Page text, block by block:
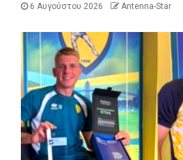
6 Αυγούστου 2026 Antenna-Star